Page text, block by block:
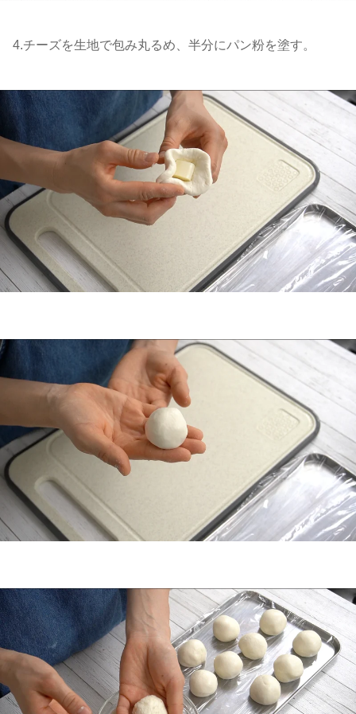
4.チーズを生地で包み丸るめ、半分にパン粉を塗す。